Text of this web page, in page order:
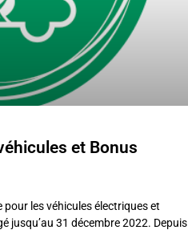
et Bonus
les véhicules électriques et
jusqu’au 31 décembre 2022. Depuis